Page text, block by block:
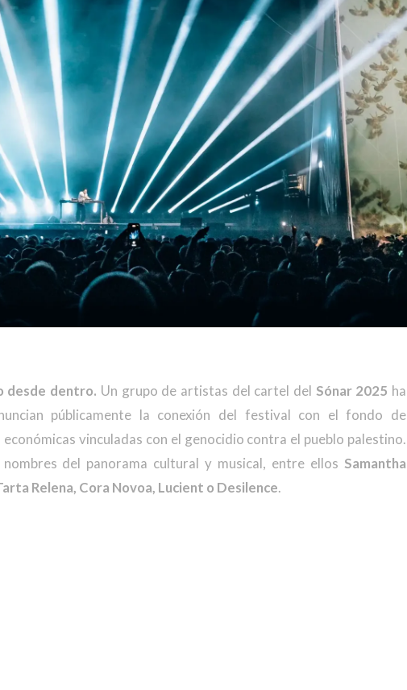
desde dentro. Un grupo de artistas del cartel del Sónar 2025 ha
públicamente la conexión del festival con el fondo de
vinculadas con el genocidio contra el pueblo palestino.
del panorama cultural y musical, entre ellos Samantha
Relena, Cora Novoa, Lucient o Desilence.